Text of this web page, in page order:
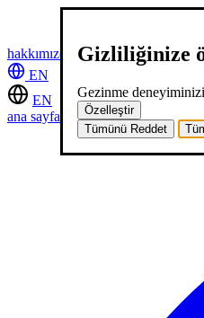
Gizliliğinize
Gezinme
Özelleştir
Tümünü Reddet
hakkımızda hizmetlerimizneler
EN
EN
ana sayfa
hakkımızda